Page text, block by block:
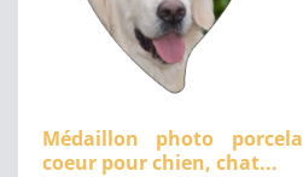
Médaillon photo
coeur pour chien, chat...